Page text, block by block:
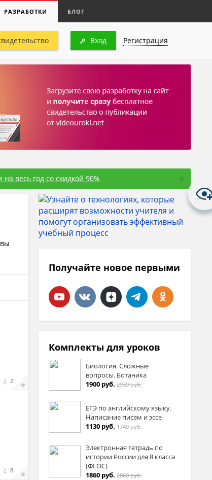
РАЗРАБОТКИ БЛОГ
Вход Регистрация
весь год со скидкой 90% ×
2
8
Получайте новое первыми
Комплекты для уроков
Биология. Сложные
вопросы. Ботаника
1900 руб. 2930 руб.
ЕГЭ по английскому языку.
Написание писем и эссе
1130 руб. 1740 руб.
Электронная тетрадь по
истории России для 8 класса
(ФГОС)
1860 руб. 2860 руб.